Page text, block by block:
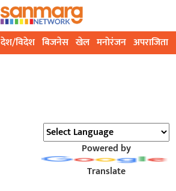
देश/विदेश बिजनेस खेल मनोरंजन अपराजिता
Powered by
Translate